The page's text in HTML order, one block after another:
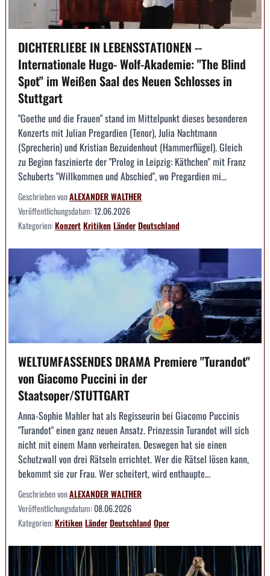
DICHTERLIEBE IN LEBENSSTATIONEN --
Internationale Hugo- Wolf-Akademie: "The Blind
Spot" im Weißen Saal des Neuen Schlosses in
Stuttgart
"Goethe und die Frauen" stand im Mittelpunkt dieses besonderen
Konzerts mit Julian Pregardien (Tenor), Julia Nachtmann
(Sprecherin) und Kristian Bezuidenhout (Hammerflügel). Gleich
zu Beginn faszinierte der "Prolog in Leipzig: Käthchen" mit Franz
Schuberts "Willkommen und Abschied", wo Pregardien mi...
Geschrieben vonALEXANDER WALTHER
Veröffentlichungsdatum:12.06.2026
Kategorien:KonzertKritikenLänderDeutschland
WELTUMFASSENDES DRAMA Premiere "Turandot"
von Giacomo Puccini in der
Staatsoper/STUTTGART
Anna-Sophie Mahler hat als Regisseurin bei Giacomo Puccinis
"Turandot" einen ganz neuen Ansatz. Prinzessin Turandot will sich
nicht mit einem Mann verheiraten. Deswegen hat sie einen
Schutzwall von drei Rätseln errichtet. Wer die Rätsel lösen kann,
bekommt sie zur Frau. Wer scheitert, wird enthaupte...
Geschrieben vonALEXANDER WALTHER
Veröffentlichungsdatum:08.06.2026
Kategorien:KritikenLänderDeutschlandOper